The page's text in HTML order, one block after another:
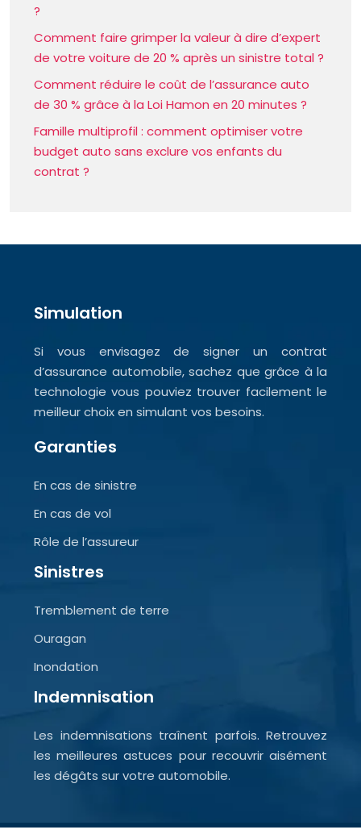
?
Comment faire grimper la valeur à dire d’expert
de votre voiture de 20 % après un sinistre total ?
Comment réduire le coût de l’assurance auto
de 30 % grâce à la Loi Hamon en 20 minutes ?
Famille multiprofil : comment optimiser votre
budget auto sans exclure vos enfants du
contrat ?
Simulation
Si vous envisagez de signer un contrat
d’assurance automobile, sachez que grâce à la
technologie vous pouviez trouver facilement le
meilleur choix en simulant vos besoins.
Garanties
En cas de sinistre
En cas de vol
Rôle de l’assureur
Sinistres
Tremblement de terre
Ouragan
Inondation
Indemnisation
Les indemnisations traînent parfois. Retrouvez
les meilleures astuces pour recouvrir aisément
les dégâts sur votre automobile.